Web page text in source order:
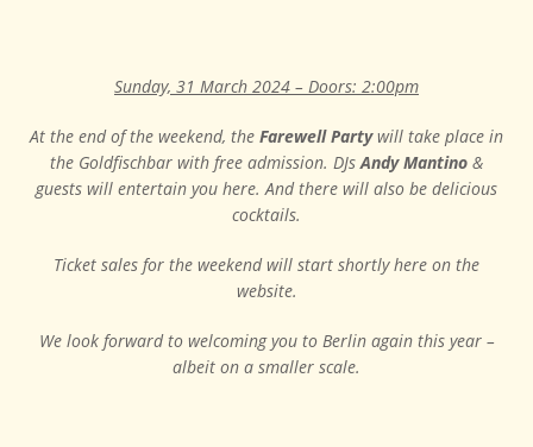
Sunday, 31 March 2024 – Doors: 2:00pm
At the end of the weekend, the Farewell Partywill take place in
the Goldfischbar with free admission. DJsAndy Mantino &
guests will entertain you here. And there will also be delicious
cocktails.
Ticket sales for the weekend will start shortly here on the
website.
We look forward to welcoming you to Berlin again this year –
albeit on a smaller scale.